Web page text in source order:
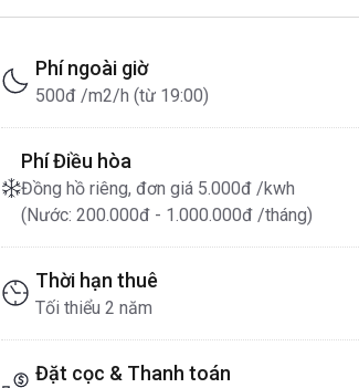
Phí ngoài giờ
500đ /m2/h (từ 19:00)
Phí Điều hòa
Đồng hồ riêng, đơn giá 5.000đ /kwh
(Nước: 200.000đ - 1.000.000đ /tháng)
Thời hạn thuê
Tối thiểu 2 năm
Đặt cọc & Thanh toán